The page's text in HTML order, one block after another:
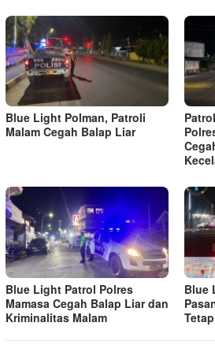
Blue Light Polman, Patroli
Malam Cegah Balap Liar
Blue Light Patrol Polres
Mamasa Cegah Balap Liar dan
Kriminalitas Malam
Blue